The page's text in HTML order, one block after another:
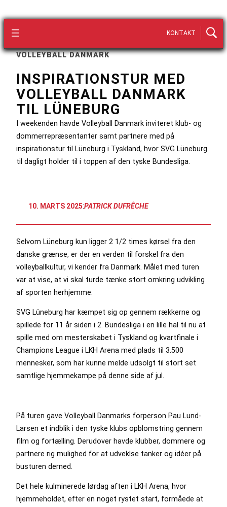
KONTAKT
VOLLEYBALL DANMARK
INSPIRATIONSTUR MED
VOLLEYBALL DANMARK
TIL LÜNEBURG
I weekenden havde Volleyball Danmark inviteret klub- og
dommerrepræsentanter samt partnere med på
inspirationstur til Lüneburg i Tyskland, hvor SVG Lüneburg
til dagligt holder til i toppen af den tyske Bundesliga.
10. MARTS 2025:PATRICK DUFRÊCHE
Selvom Lüneburg kun ligger 2 1/2 times kørsel fra den
danske grænse, er der en verden til forskel fra den
volleyballkultur, vi kender fra Danmark. Målet med turen
var at vise, at vi skal turde tænke stort omkring udvikling
af sporten herhjemme.
SVG Lüneburg har kæmpet sig op gennem rækkerne og
spillede for 11 år siden i 2. Bundesliga i en lille hal til nu at
spille med om mesterskabet i Tyskland og kvartfinale i
Champions League i LKH Arena med plads til 3.500
mennesker, som har kunne melde udsolgt til stort set
samtlige hjemmekampe på denne side af jul.
På turen gave Volleyball Danmarks forperson Pau Lund-
Larsen et indblik i den tyske klubs opblomstring gennem
film og fortælling. Derudover havde klubber, dommere og
partnere rig mulighed for at udveklse tanker og idéer på
busturen derned.
Det hele kulminerede lørdag aften i LKH Arena, hvor
hjemmeholdet, efter en noget rystet start, formåede at